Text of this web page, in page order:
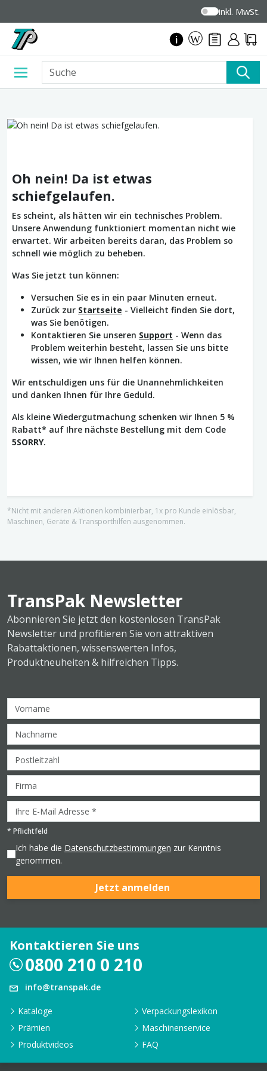
inkl. MwSt.
Oh nein! Da ist etwas
schiefgelaufen.
Es scheint, als hätten wir ein technisches Problem.
Unsere Anwendung funktioniert momentan nicht wie
erwartet. Wir arbeiten bereits daran, das Problem so
schnell wie möglich zu beheben.
Was Sie jetzt tun können:
Versuchen Sie es in ein paar Minuten erneut.
Zurück zur Startseite - Vielleicht finden Sie dort,
was Sie benötigen.
Kontaktieren Sie unseren Support - Wenn das
Problem weiterhin besteht, lassen Sie uns bitte
wissen, wie wir Ihnen helfen können.
Wir entschuldigen uns für die Unannehmlichkeiten
und danken Ihnen für Ihre Geduld.
Als kleine Wiedergutmachung schenken wir Ihnen 5 %
Rabatt* auf Ihre nächste Bestellung mit dem Code
5SORRY.
*Nicht mit anderen Aktionen kombinierbar, 1x pro Kunde einlösbar,
Maschinen, Geräte & Transporthilfen ausgenommen.
TransPak Newsletter
Abonnieren Sie jetzt den kostenlosen TransPak
Newsletter und profitieren Sie von attraktiven
Rabattaktionen, wissenswerten Infos,
Produktneuheiten & hilfreichen Tipps.
* Pflichtfeld
Ich habe die Datenschutzbestimmungen zur Kenntnis
genommen.
Jetzt anmelden
Kontaktieren Sie uns
0800 210 0 210
info@transpak.de
Kataloge
Verpackungslexikon
Prämien
Maschinenservice
Produktvideos
FAQ